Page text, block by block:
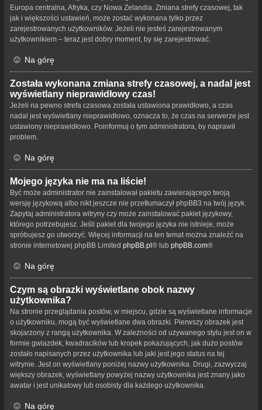
Europa centralna, Afryka, czy Nowa Zelandia. Zmiana strefy czasowej, tak
jak i większości ustawień, może zostać wykonana tylko przez
zarejestrowanych użytkowników. Jeżeli nie jesteś zarejestrowanym
użytkownikiem – teraz jest dobry moment, by się zarejestrować.
Na górę
Została wykonana zmiana strefy czasowej, a nadal jest
wyświetlany nieprawidłowy czas!
Jeżeli na pewno strefa czasowa została ustawiona prawidłowo, a czas
nadal jest wyświetlany nieprawidłowo, oznacza to, że czas na serwerze jest
ustawiony nieprawidłowo. Poinformuj o tym administratora, by naprawił
problem.
Na górę
Mojego języka nie ma na liście!
Być może administrator nie zainstalował pakietu zawierającego twoją
wersję językową albo nikt jeszcze nie przetłumaczył phpBB3 na twój język.
Zapytaj administratora witryny czy może zainstalować pakiet językowy,
którego potrzebujesz. Jeśli pakiet dla twojego języka nie istnieje, może
spróbujesz go utworzyć. Więcej informacji na ten temat można znaleźć na
stronie internetowej phpBB Limited phpBB.pl® lub phpBB.com®
Na górę
Czym są obrazki wyświetlane obok nazwy
użytkownika?
Na stronie przeglądania postów, w miejscu, gdzie są wyświetlane informacje
o użytkowniku, mogą być wyświetlane dwa obrazki. Pierwszy obrazek jest
skojarzony z rangą użytkownika. W zależności od używanego stylu jest on w
formie gwiazdek, kwadracików lub kropek pokazujących, jak dużo postów
zostało napisanych przez użytkownika lub jaki jest jego status na tej
witrynie. Jest on wyświetlany poniżej nazwy użytkownika. Drugi, zazwyczaj
większy obrazek, wyświetlany powyżej nazwy użytkownika jest znany jako
awatar i jest unikatowy lub osobisty dla każdego użytkownika.
Na górę